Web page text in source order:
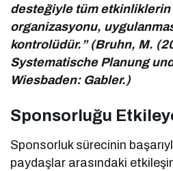
desteğiyle tüm etkinliklerin
organizasyonu,
kontrolüdür.” (Bruhn, M.
Systematische Planung
Wiesbaden: Gabler.)
Sponsorluğu
Sponsorluk sürecinin
paydaşlar arasındaki